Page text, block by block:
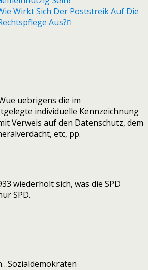
Wirkt Sich Der Poststreik Auf Die
Aus?
uebrigens die im
individuelle Kennzeichnung
Verweis auf den Datenschutz, dem
etc, pp.
wiederholt sich, was die SPD
SPD.